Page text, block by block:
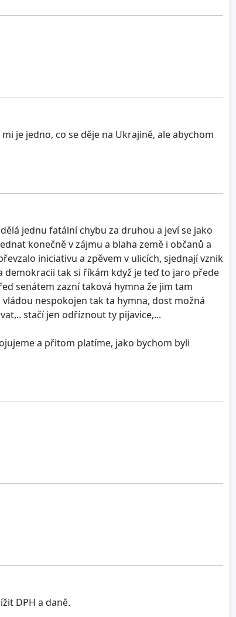
je jedno, co se děje na Ukrajině, ale abychom
jednu fatální chybu za druhou a jeví se jako
konečně v zájmu a blaha země i občanů a
iniciativu a zpěvem v ulicích, sjednají vznik
tak si říkám když je teď to jaro přede
senátem zazní taková hymna že jim tam
nespokojen tak ta hymna, dost možná
stačí jen odříznout ty pijavice,...
a přitom platíme, jako bychom byli
DPH a daně.